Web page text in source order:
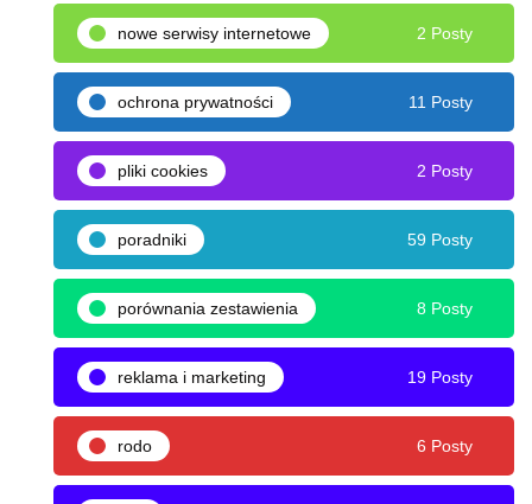
nowe serwisy internetowe 2 Posty
ochrona prywatności 11 Posty
pliki cookies 2 Posty
poradniki 59 Posty
porównania zestawienia 8 Posty
reklama i marketing 19 Posty
rodo 6 Posty